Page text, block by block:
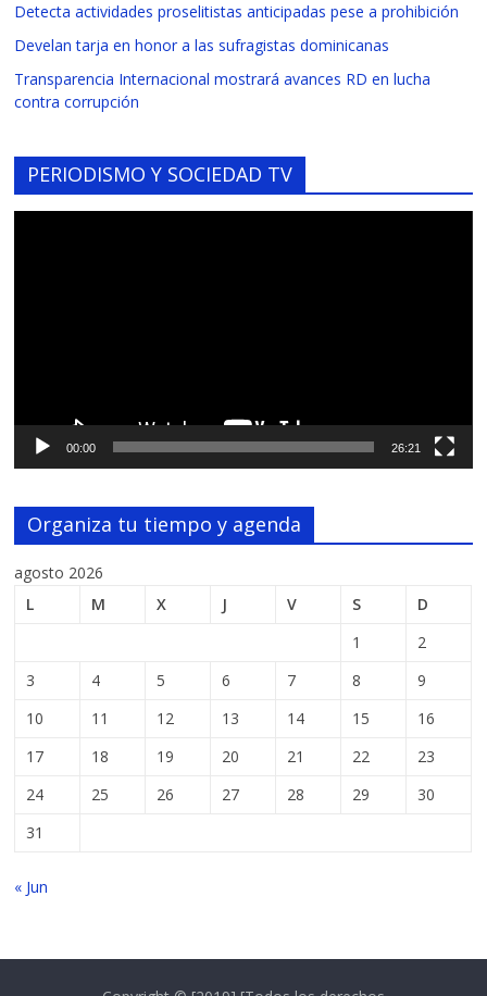
Detecta actividades proselitistas anticipadas pese a prohibición
Develan tarja en honor a las sufragistas dominicanas
Transparencia Internacional mostrará avances RD en lucha
contra corrupción
PERIODISMO Y SOCIEDAD TV
00:00 26:21
Organiza tu tiempo y agenda
agosto 2026
L
M X J V S
D
1
2
3
4 5 6 7 8
9
10
11 12 13 14 15
16
17
18 19 20 21 22
23
24
25 26 27 28 29
30
31
« Jun